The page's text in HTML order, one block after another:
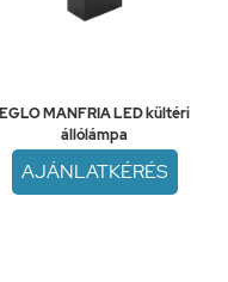
EGLO MANFRIA LED kültéri
állólámpa
AJÁNLATKÉRÉS